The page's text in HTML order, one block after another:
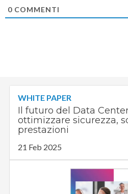
0 COMMENTI
WHITE PAPER
Il futuro del Data
ottimizzare sicurezza,
prestazioni
21 Feb 2025